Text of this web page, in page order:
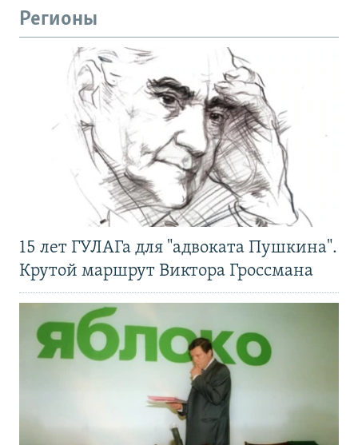
Регионы
15 лет ГУЛАГа для "адвоката Пушкина".
Крутой маршрут Виктора Гроссмана